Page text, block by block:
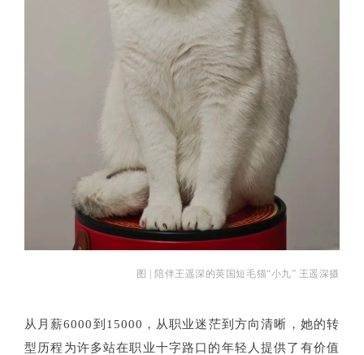
图 | 陪伴王遥深的英国短毛猫“小九” 王遥深摄
从月薪6000到15000，从职业迷茫到方向清晰，她的转
型历程为许多站在职业十字路口的年轻人提供了有价值